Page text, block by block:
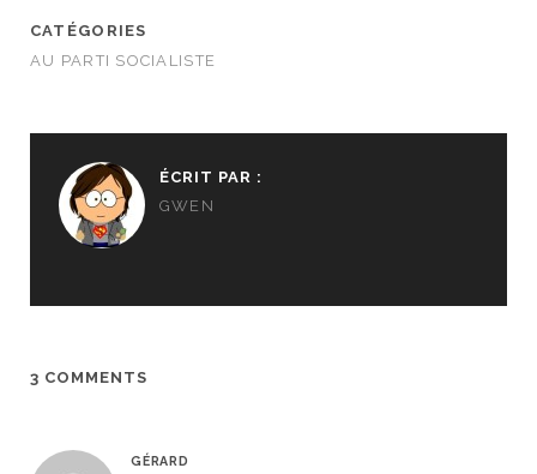
CATÉGORIES
AU PARTI SOCIALISTE
ÉCRIT PAR :
GWEN
3 COMMENTS
GÉRARD